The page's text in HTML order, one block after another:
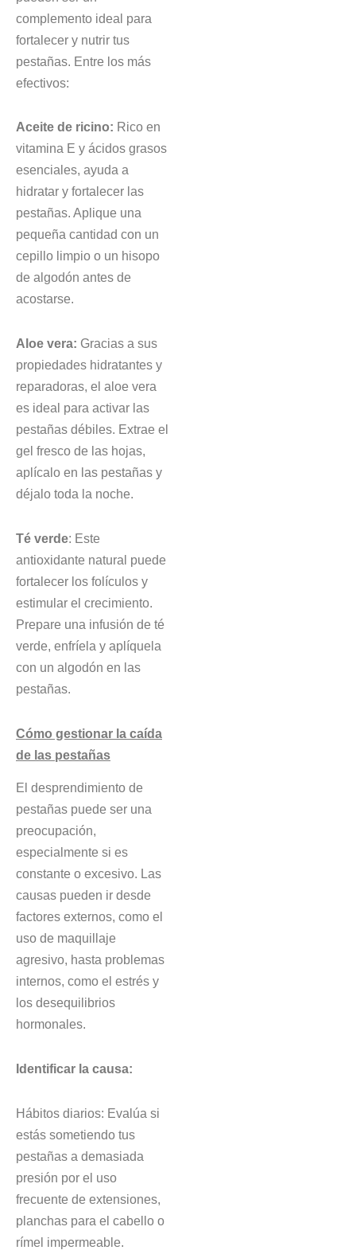
complemento ideal para
fortalecer y nutrir tus
pestañas. Entre los más
efectivos:
Aceite de ricino: Rico en
vitamina E y ácidos grasos
esenciales, ayuda a
hidratar y fortalecer las
pestañas. Aplique una
pequeña cantidad con un
cepillo limpio o un hisopo
de algodón antes de
acostarse.
Aloe vera: Gracias a sus
propiedades hidratantes y
reparadoras, el aloe vera
es ideal para activar las
pestañas débiles. Extrae el
gel fresco de las hojas,
aplícalo en las pestañas y
déjalo toda la noche.
Té verde: Este
antioxidante natural puede
fortalecer los folículos y
estimular el crecimiento.
Prepare una infusión de té
verde, enfríela y aplíquela
con un algodón en las
pestañas.
Cómo gestionar la caída
de las pestañas
El desprendimiento de
pestañas puede ser una
preocupación,
especialmente si es
constante o excesivo. Las
causas pueden ir desde
factores externos, como el
uso de maquillaje
agresivo, hasta problemas
internos, como el estrés y
los desequilibrios
hormonales.
Identificar la causa:
Hábitos diarios: Evalúa si
estás sometiendo tus
pestañas a demasiada
presión por el uso
frecuente de extensiones,
planchas para el cabello o
rímel impermeable.